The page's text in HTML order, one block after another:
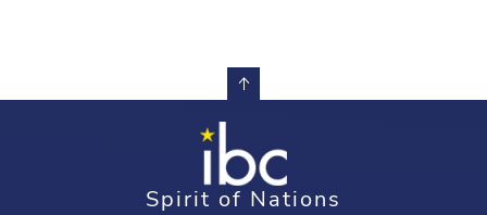
Spirit of Nations